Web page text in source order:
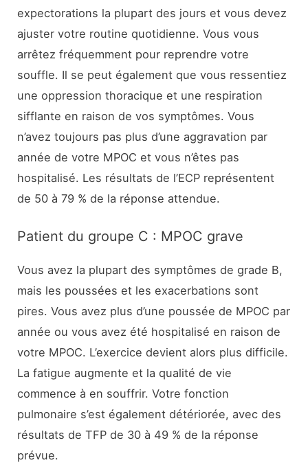
expectorations la plupart des jours et vous devez
ajuster votre routine quotidienne. Vous vous
arrêtez fréquemment pour reprendre votre
souffle. Il se peut également que vous ressentiez
une oppression thoracique et une respiration
sifflante en raison de vos symptômes. Vous
n’avez toujours pas plus d’une aggravation par
année de votre MPOC et vous n’êtes pas
hospitalisé. Les résultats de l’ECP représentent
de 50 à 79 % de la réponse attendue.
Patient du groupe C : MPOC grave
Vous avez la plupart des symptômes de grade B,
mais les poussées et les exacerbations sont
pires. Vous avez plus d’une poussée de MPOC par
année ou vous avez été hospitalisé en raison de
votre MPOC. L’exercice devient alors plus difficile.
La fatigue augmente et la qualité de vie
commence à en souffrir. Votre fonction
pulmonaire s’est également détériorée, avec des
résultats de TFP de 30 à 49 % de la réponse
prévue.